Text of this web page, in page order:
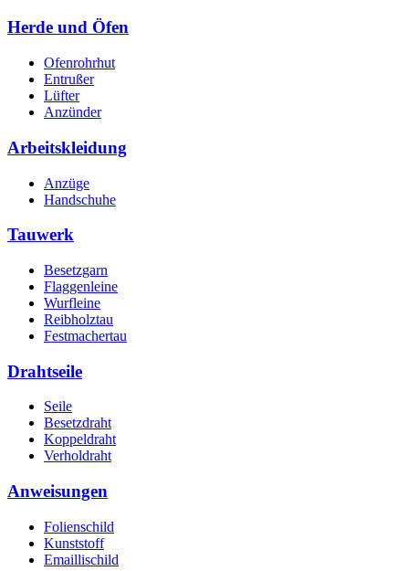
Herde und Öfen
Ofenrohrhut
Entrußer
Lüfter
Anzünder
Arbeitskleidung
Anzüge
Handschuhe
Tauwerk
Besetzgarn
Flaggenleine
Wurfleine
Reibholztau
Festmachertau
Drahtseile
Seile
Besetzdraht
Koppeldraht
Verholdraht
Anweisungen
Folienschild
Kunststoff
Emaillischild